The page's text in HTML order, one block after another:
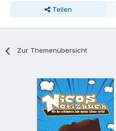
Teilen
Zur Themenübersicht